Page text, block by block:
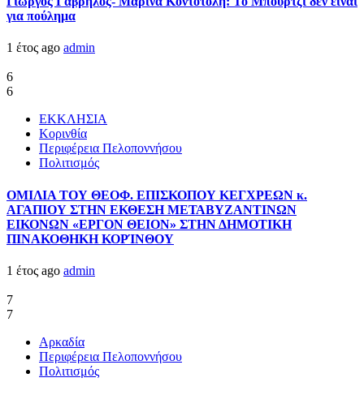
για πούλημα
1 έτος ago admin
6
6
ΕΚΚΛΗΣΙΑ
Κορινθία
Περιφέρεια Πελοποννήσου
Πολιτισμός
ΟΜΙΛΙΑ ΤΟΥ ΘΕΟΦ. ΕΠΙΣΚΟΠΟΥ ΚΕΓΧΡΕΩΝ κ.
ΑΓΑΠΙΟΥ ΣΤΗΝ ΕΚΘΕΣΗ ΜΕΤΑΒΥΖΑΝΤΙΝΩΝ
ΕΙΚΟΝΩΝ «ΕΡΓΟΝ ΘΕΙΟΝ» ΣΤΗΝ ΔΗΜΟΤΙΚΗ
ΠΙΝΑΚΟΘΗΚΗ ΚΟΡΊΝΘΟΥ
1 έτος ago admin
7
7
Αρκαδία
Περιφέρεια Πελοποννήσου
Πολιτισμός